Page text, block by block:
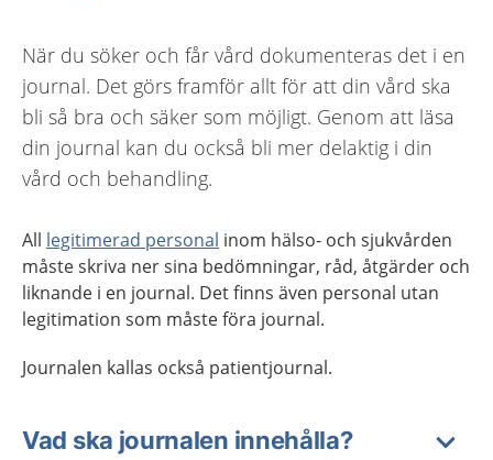
När du söker och får vård dokumenteras det i en
journal. Det görs framför allt för att din vård ska
bli så bra och säker som möjligt. Genom att läsa
din journal kan du också bli mer delaktig i din
vård och behandling.
All legitimerad personal inom hälso- och sjukvården
måste skriva ner sina bedömningar, råd, åtgärder och
liknande i en journal. Det finns även personal utan
legitimation som måste föra journal.
Journalen kallas också patientjournal.
Vad ska journalen innehålla?